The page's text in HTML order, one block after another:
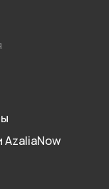
AzaliaNow